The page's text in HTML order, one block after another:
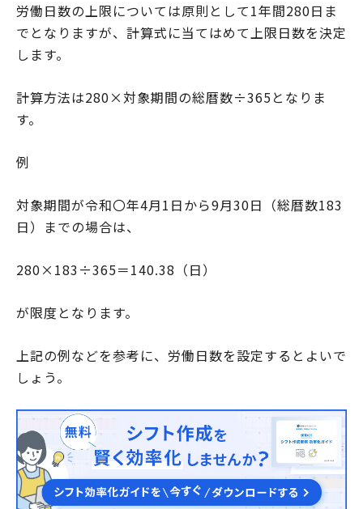
労働日数の上限については原則として1年間280日ま
でとなりますが、計算式に当てはめて上限日数を決定
します。
計算方法は280×対象期間の総暦数÷365となりま
す。
例
対象期間が令和〇年4月1日から9月30日（総暦数183
日）までの場合は、
280×183÷365＝140.38（日）
が限度となります。
上記の例などを参考に、労働日数を設定するとよいで
しょう。